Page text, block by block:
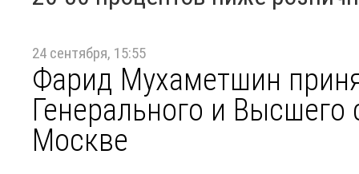
24 сентября, 15:55
Фарид Мухаметшин
Генерального и
Москве